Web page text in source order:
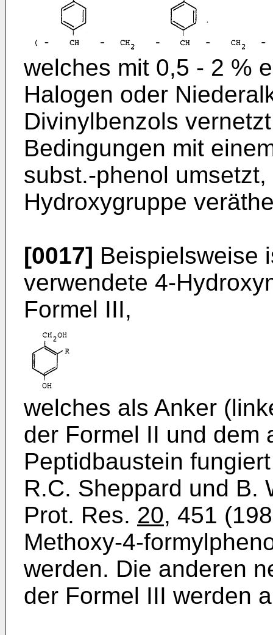
welches mit 0,5 - 2 %
Halogen oder
Divinylbenzols
Bedingungen mit
subst.-­phenol
Hydroxygruppe
[0017] Beispielsweise
verwendete 4-
Formel III,
welches als Anker
der Formel II und dem
Peptidbaustein
R.C. Sheppard und B.
Prot. Res. 20, 451
Methoxy-­4-
werden. Die anderen
der Formel III werden